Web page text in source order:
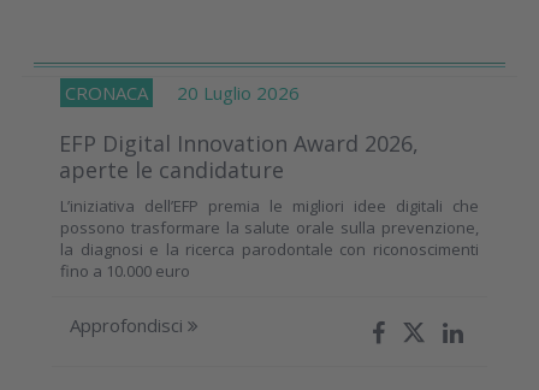
CRONACA 20 Luglio 2026
EFP Digital Innovation Award 2026,
aperte le candidature
L’iniziativa dell’EFP premia le migliori idee digitali che
possono trasformare la salute orale sulla prevenzione,
la diagnosi e la ricerca parodontale con riconoscimenti
fino a 10.000 euro
Approfondisci